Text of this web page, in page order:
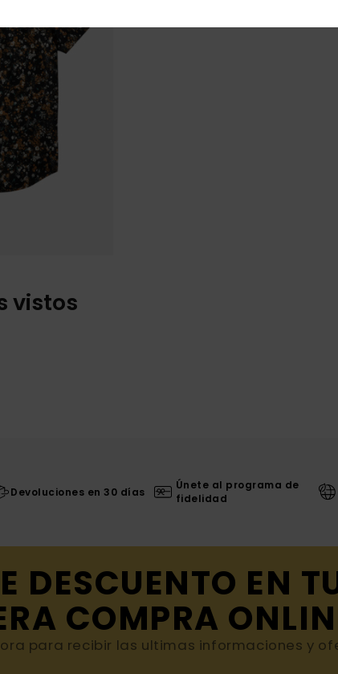
vistos
Devoluciones en 30 días
Únete al programa de
fidelidad
DESCUENTO EN
COMPRA
para recibir las ultimas informaciones y